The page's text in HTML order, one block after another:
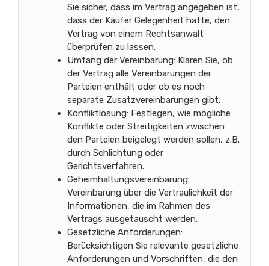
Sie sicher, dass im Vertrag angegeben ist,
dass der Käufer Gelegenheit hatte, den
Vertrag von einem Rechtsanwalt
überprüfen zu lassen.
Umfang der Vereinbarung: Klären Sie, ob
der Vertrag alle Vereinbarungen der
Parteien enthält oder ob es noch
separate Zusatzvereinbarungen gibt.
Konfliktlösung: Festlegen, wie mögliche
Konflikte oder Streitigkeiten zwischen
den Parteien beigelegt werden sollen, z.B.
durch Schlichtung oder
Gerichtsverfahren.
Geheimhaltungsvereinbarung:
Vereinbarung über die Vertraulichkeit der
Informationen, die im Rahmen des
Vertrags ausgetauscht werden.
Gesetzliche Anforderungen:
Berücksichtigen Sie relevante gesetzliche
Anforderungen und Vorschriften, die den